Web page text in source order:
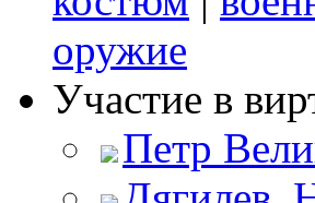
оружие
Участие в
Петр